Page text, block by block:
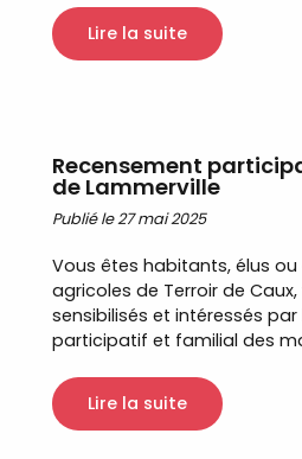
Lire la suite
Recensement
de Lammerville
Publié le 27 mai 2025
Vous êtes habitants, élus
agricoles de Terroir de
sensibilisés et intéressés
participatif et familial des
Lire la suite